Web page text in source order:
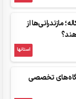
مازندرانی‌ها از
استانها
تخصصی